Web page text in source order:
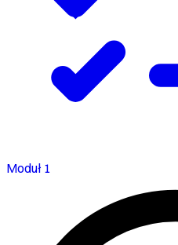
Moduł 1